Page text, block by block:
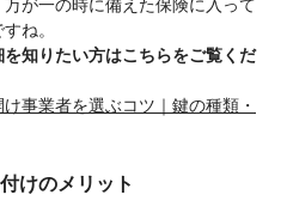
ね。
知りたい方はこちらをご覧くだ
事業者を選ぶコツ｜鍵の種類・
けのメリット